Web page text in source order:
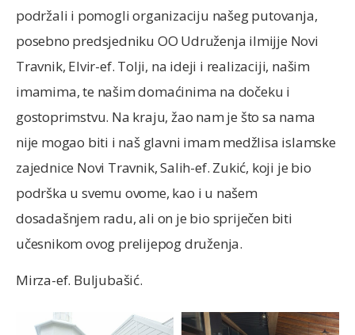
podržali i pomogli organizaciju našeg putovanja,
posebno predsjedniku OO Udruženja ilmijje Novi
Travnik, Elvir-ef. Tolji, na ideji i realizaciji, našim
imamima, te našim domaćinima na dočeku i
gostoprimstvu. Na kraju, žao nam je što sa nama
nije mogao biti i naš glavni imam medžlisa islamske
zajednice Novi Travnik, Salih-ef. Zukić, koji je bio
podrška u svemu ovome, kao i u našem
dosadašnjem radu, ali on je bio spriječen biti
učesnikom ovog prelijepog druženja.
Mirza-ef. Buljubašić.